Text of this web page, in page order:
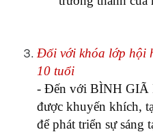
Đối với khóa lớp hội
10 tuổi
- Đến với BÌNH GIÃ
được khuyến khích,
để phát triển sự sáng